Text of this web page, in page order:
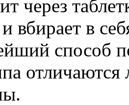
через
вбирает в
способ